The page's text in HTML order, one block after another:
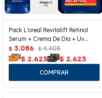
Pack L'oreal Revitalift Retinol
Serum + Crema De Dia + Uv
Defender
$ 3.086 $ 4.408
$ 2.623 $ 2.623